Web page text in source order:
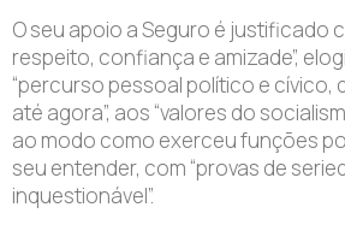
O seu apoio a Seguro é justificado
respeito, confiança e amizade”,
“percurso pessoal político e cívico,
até agora”, aos “valores do
ao modo como exerceu funções
seu entender, com “provas de
inquestionável”.